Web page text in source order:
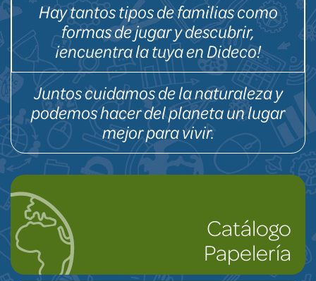
Hay tantos tipos de familias como
formas de jugar y descubrir,
¡encuentra la tuya en Dideco!
Juntos cuidamos de la naturaleza y
podemos hacer del planeta un lugar
mejor para vivir.
Catálogo
Papelería